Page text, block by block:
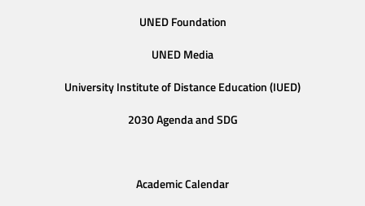
UNED Foundation
UNED Media
University Institute of Distance Education (IUED)
2030 Agenda and SDG
Academic Calendar